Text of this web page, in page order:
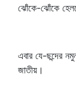
ঝোঁকে-ঝোঁকে
এবার যে-ছন্দের
জাতীয়।